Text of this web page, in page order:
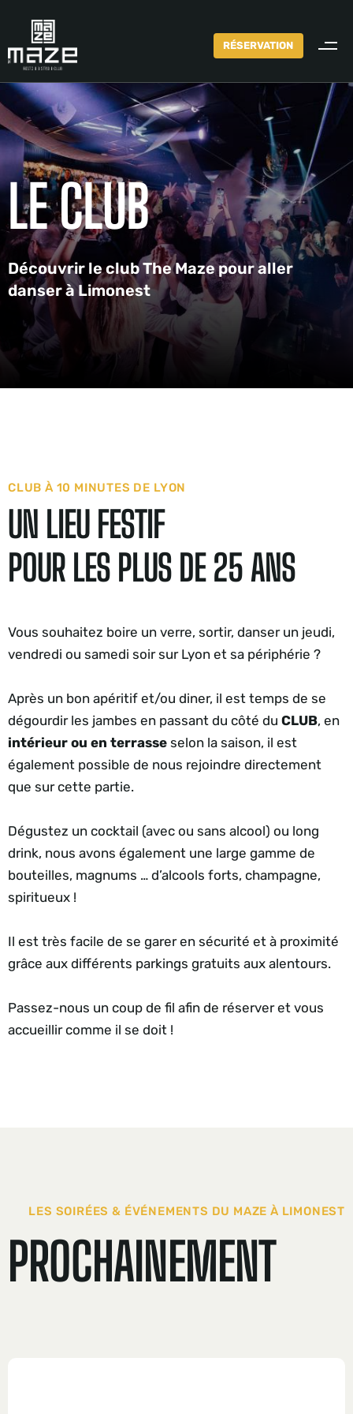
RÉSERVATION
LECLUB
Découvrir le club The Maze pour aller
danser à Limonest
CLUB À 10 MINUTES DE LYON
UN LIEU FESTIF
POUR LES PLUS DE 25 ANS
Vous souhaitez boire un verre, sortir, danser un jeudi,
vendredi ou samedi soir sur Lyon et sa périphérie ?
Après un bon apéritif et/ou diner, il est temps de se
dégourdir les jambes en passant du côté du CLUB, en
intérieur ou en terrasse selon la saison, il est
également possible de nous rejoindre directement
que sur cette partie.
Dégustez un cocktail (avec ou sans alcool) ou long
drink, nous avons également une large gamme de
bouteilles, magnums … d’alcools forts, champagne,
spiritueux !
Il est très facile de se garer en sécurité et à proximité
grâce aux différents parkings gratuits aux alentours.
Passez-nous un coup de fil afin de réserver et vous
accueillir comme il se doit !
PROCHAINEMENT
LES SOIRÉES & ÉVÉNEMENTS DU MAZE À LIMONEST